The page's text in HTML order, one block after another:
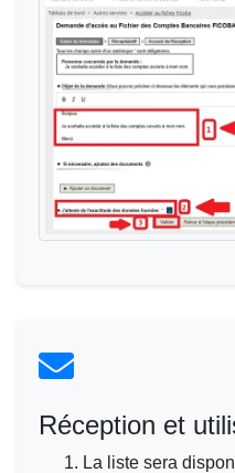
Réception et
La liste sera